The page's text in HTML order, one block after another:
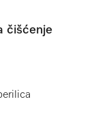
čišćenje